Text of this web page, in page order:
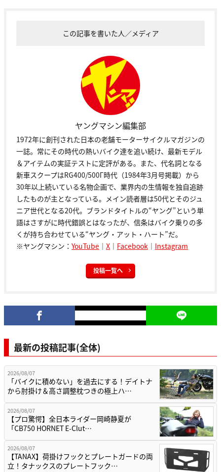
この記事を書いた人／メディア
ヤングマシン編集部
1972年に創刊された日本の老舗モーターサイクルマガジンの
一誌。常にその時代の熱いバイク達を追い続け、最新モデル
＆アイテムの実証テストに定評がある。また、代名詞となる
新車スクープはRG400/500Γ時代（1984年3月号掲載）から
30年以上続いている名物企画で、業界内の生情報を独自追跡
したものが主となっている。メイン読者層は50代とそのジュ
ニア世代となる20代。ブランドタイトルの“ヤング”という単
語はさすがに時代錯誤とはなったが、信条はバイク乗りの多
くが持ち合わせている“ヤング・アット・ハート”だ。
※ヤングマシン： YouTube ｜ X ｜ Facebook ｜ Instagram
投稿一覧へ
最新の投稿記事(全体)
2026/08/07
「バイクに積めない」を過去にする！デイトナ
から肘掛け＆高さ調整枕つきの極上ハ…
2026/08/07
【プロ驚愕】全日本ライダー岡崎静夏が
「CB750 HORNET E-Clut…
2026/08/07
【TANAX】荷掛けフックとプレートガードの両
立！タナックスのプレートフック…